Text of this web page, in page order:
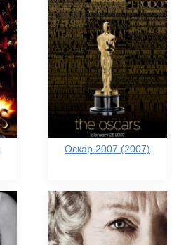
Оскар 2007 (2007)